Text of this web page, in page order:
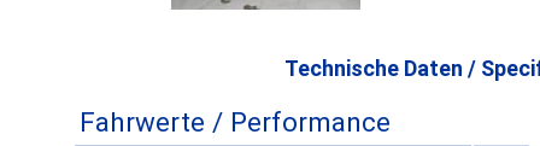
Technische Daten /
Fahrwerte / Performance